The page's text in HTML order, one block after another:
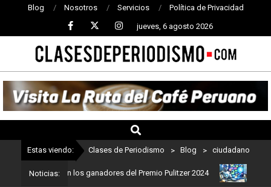
Blog Nosotros Servicios Política de Privacidad
jueves, 6 agosto 2026
CLASES
DE
PERIODISMO
Estas viendo: Clases de Periodismo > Blog > ciudadano
Noticias:
Estos son los ganadores del Premio Pulitzer 2024 Usuarios